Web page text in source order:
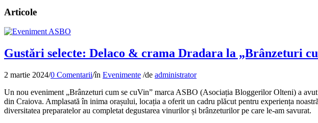
Articole
Gustări selecte: Delaco & crama Dradara la „Brânzeturi
2 martie 2024/0 Comentarii/în Evenimente /de administrator
Un nou eveniment „Brânzeturi cum se cuVin” marca ASBO (Asociația Bloggerilor Olteni) a
din Craiova. Amplasată în inima orașului, locația a oferit un cadru plăcut pentru experiența
diversitatea preparatelor au completat degustarea vinurilor și brânzeturilor pe care le-am savurat.